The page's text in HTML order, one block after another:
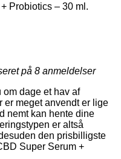
Probiotics – 30 ml.
på 8 anmeldelser
om dage et hav af
er meget anvendt er lige
nemt kan hente dine
er altså
den prisbilligste
Super Serum +